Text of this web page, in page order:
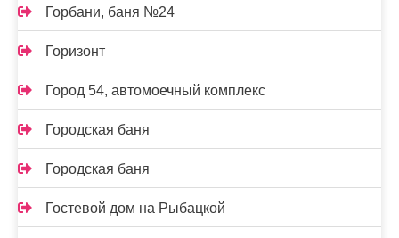
Горбани, баня №24
Горизонт
Город 54, автомоечный комплекс
Городская баня
Городская баня
Гостевой дом на Рыбацкой